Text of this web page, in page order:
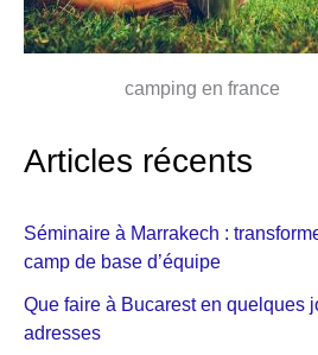
camping en france
Articles récents
Séminaire à Marrakech :
camp de base d’équipe
Que faire à Bucarest en quelques
adresses